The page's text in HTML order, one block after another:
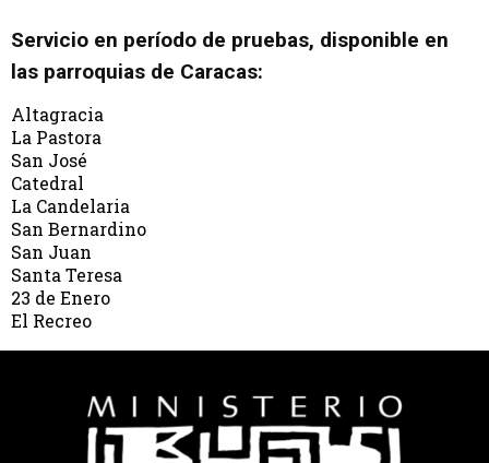
Servicio en período de pruebas, disponible en
las parroquias de Caracas:
Altagracia
La Pastora
San José
Catedral
La Candelaria
San Bernardino
San Juan
Santa Teresa
23 de Enero
El Recreo